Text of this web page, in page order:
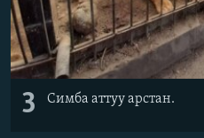
3 Симба аттуу арстан.